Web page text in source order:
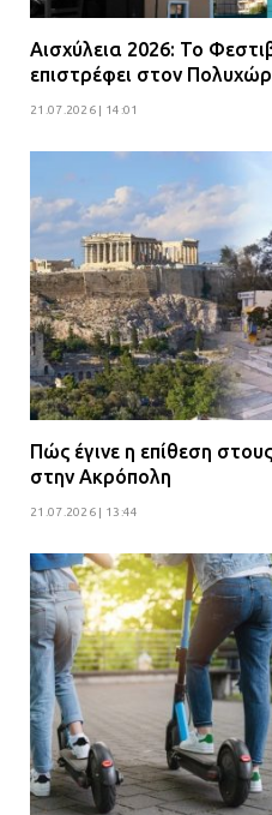
κατοίκους
«Τρέχουν
γειτονιά»
Αισχύλεια 2026: Το
επιστρέφει στον
21.07.2026 | 14:01
Πώς έγινε η επίθεση
στην Ακρόπολη
21.07.2026 | 13:44